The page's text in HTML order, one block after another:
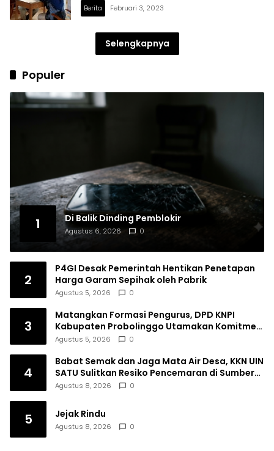
Berita Februari 3, 2023
Selengkapnya
Populer
1 Di Balik Dinding Pemblokir
Agustus 6, 2026 0
2
P4GI Desak Pemerintah Hentikan Penetapan
Harga Garam Sepihak oleh Pabrik
Agustus 5, 2026 0
3
Matangkan Formasi Pengurus, DPD KNPI
Kabupaten Probolinggo Utamakan Komitmen
dan Kinerja
Agustus 5, 2026 0
4
Babat Semak dan Jaga Mata Air Desa, KKN UIN
SATU Sulitkan Resiko Pencemaran di Sumber
Ngumbul
Agustus 8, 2026 0
5 Jejak Rindu
Agustus 8, 2026 0